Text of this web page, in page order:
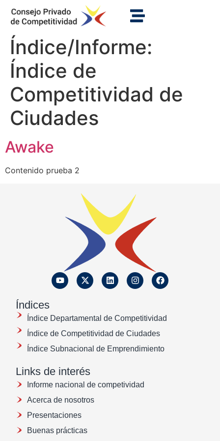
Índice/Informe:
Índice de
Competitividad de
Ciudades
Awake
Contenido prueba 2
Índices
Índice Departamental de Competitividad
Índice de Competitividad de Ciudades
Índice Subnacional de Emprendimiento
Links de interés
Informe nacional de competividad
Acerca de nosotros
Presentaciones
Buenas prácticas